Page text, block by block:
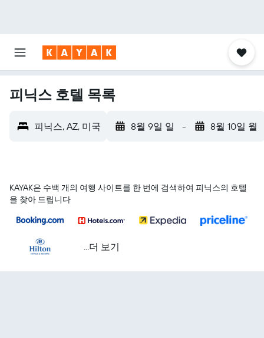
피닉스 호텔 목록
피닉스, AZ, 미국 8월 9일 일 - 8월 10일 월
KAYAK은 수백 개의 여행 사이트를 한 번에 검색하여 피닉스의 호텔
을 찾아 드립니다
...더 보기